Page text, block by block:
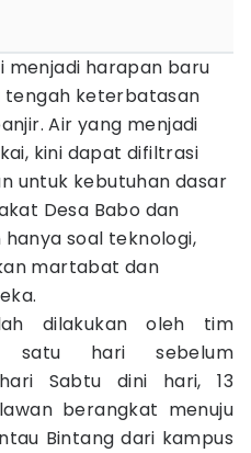
menjadi harapan baru
tengah keterbatasan
Air yang menjadi
kini dapat difiltrasi
untuk kebutuhan dasar
Desa Babo dan
soal teknologi,
martabat dan
dilakukan oleh tim
satu hari sebelum
Sabtu dini hari, 13
berangkat menuju
Bintang dari kampus